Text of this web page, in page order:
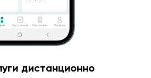
дистанционно